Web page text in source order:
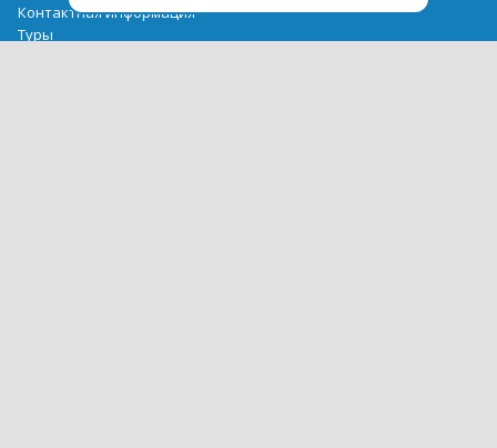
Контактная информация
Туры